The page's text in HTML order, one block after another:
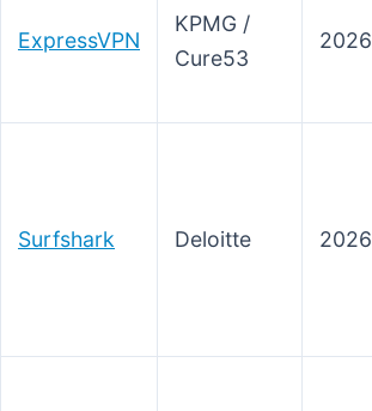
ExpressVPN
KPMG /
Cure53
2026
Surfshark Deloitte 2026